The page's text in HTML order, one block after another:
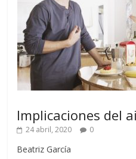
Implicaciones del
24 abril, 2020 0
Beatriz García